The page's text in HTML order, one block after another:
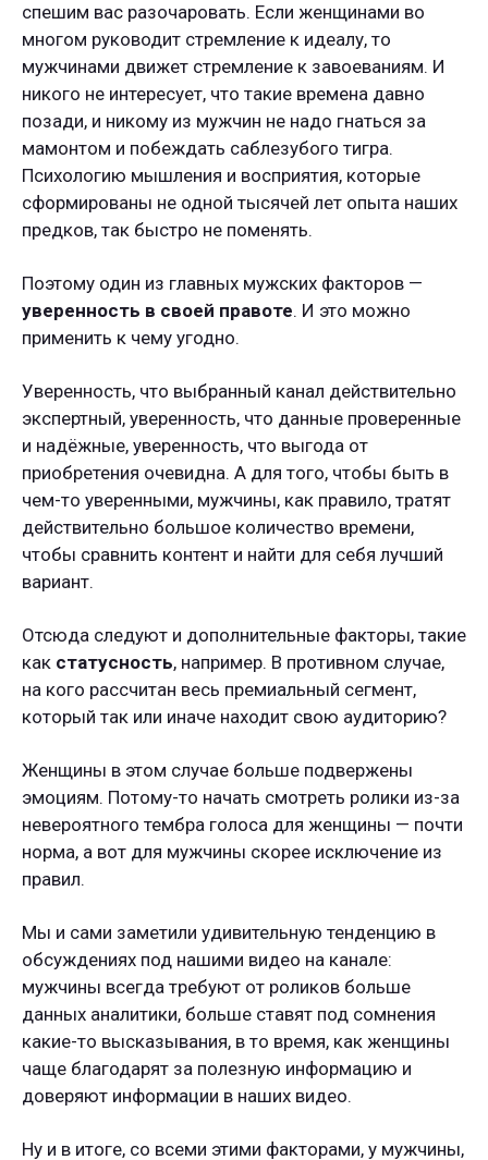
спешим вас разочаровать. Если женщинами во
многом руководит стремление к идеалу, то
мужчинами движет стремление к завоеваниям. И
никого не интересует, что такие времена давно
позади, и никому из мужчин не надо гнаться за
мамонтом и побеждать саблезубого тигра.
Психологию мышления и восприятия, которые
сформированы не одной тысячей лет опыта наших
предков, так быстро не поменять.
Поэтому один из главных мужских факторов —
уверенность в своей правоте. И это можно
применить к чему угодно.
Уверенность, что выбранный канал действительно
экспертный, уверенность, что данные проверенные
и надёжные, уверенность, что выгода от
приобретения очевидна. А для того, чтобы быть в
чем-то уверенными, мужчины, как правило, тратят
действительно большое количество времени,
чтобы сравнить контент и найти для себя лучший
вариант.
Отсюда следуют и дополнительные факторы, такие
как статусность, например. В противном случае,
на кого рассчитан весь премиальный сегмент,
который так или иначе находит свою аудиторию?
Женщины в этом случае больше подвержены
эмоциям. Потому-то начать смотреть ролики из-за
невероятного тембра голоса для женщины — почти
норма, а вот для мужчины скорее исключение из
правил.
Мы и сами заметили удивительную тенденцию в
обсуждениях под нашими видео на канале:
мужчины всегда требуют от роликов больше
данных аналитики, больше ставят под сомнения
какие-то высказывания, в то время, как женщины
чаще благодарят за полезную информацию и
доверяют информации в наших видео.
Ну и в итоге, со всеми этими факторами, у мужчины,